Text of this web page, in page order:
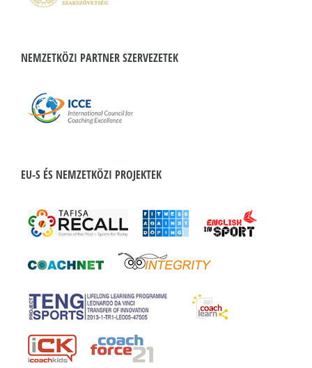
NEMZETKÖZI PARTNER SZERVEZETEK
EU-S ÉS NEMZETKÖZI PROJEKTEK